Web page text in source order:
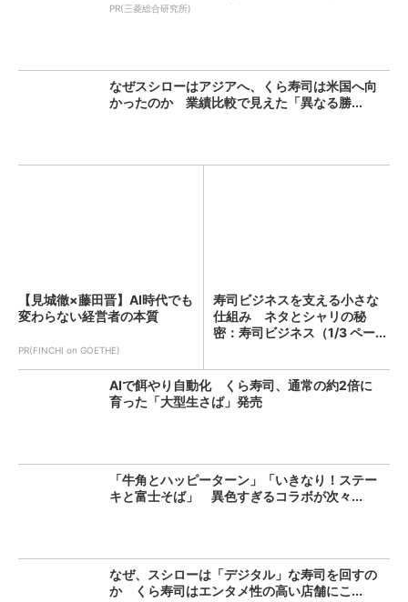
PR(三菱総合研究所)
なぜスシローはアジアへ、くら寿司は米国へ向
かったのか 業績比較で見えた「異なる勝...
【見城徹×藤田晋】AI時代でも
変わらない経営者の本質
PR(FINCHI on GOETHE)
寿司ビジネスを支える小さな
仕組み ネタとシャリの秘
密：寿司ビジネス（1/3 ペー...
AIで餌やり自動化 くら寿司、通常の約2倍に
育った「大型生さば」発売
「牛角とハッピーターン」「いきなり！ステー
キと富士そば」 異色すぎるコラボが次々...
なぜ、スシローは「デジタル」な寿司を回すの
か くら寿司はエンタメ性の高い店舗にこ...